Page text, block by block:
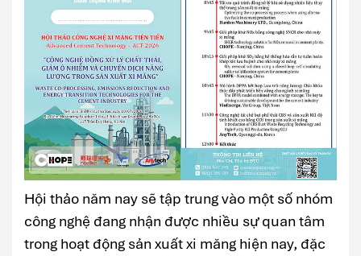
Hội thảo năm nay sẽ tập trung vào một số nhóm
công nghệ đang nhận được nhiều sự quan tâm
trong hoạt động sản xuất xi măng hiện nay, đặc